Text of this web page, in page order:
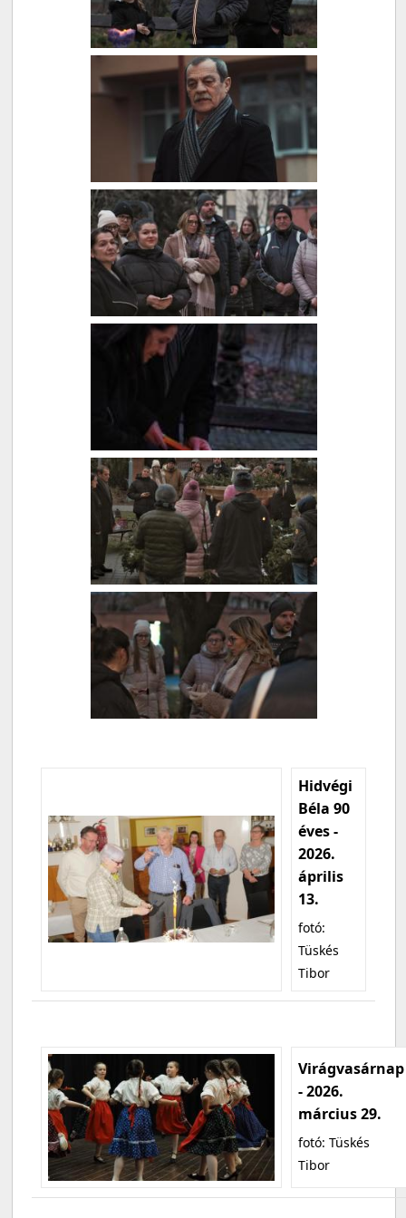
Hidvégi
Béla 90
éves -
2026.
április
13.
fotó:
Tüskés
Tibor
Virágvasárnap
- 2026.
március 29.
fotó: Tüskés
Tibor